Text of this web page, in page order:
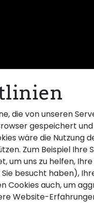
die von unseren
gespeichert
wäre die Nutzung
Zum Beispiel
um uns zu helfen,
besucht haben),
Cookies auch, um
Website-